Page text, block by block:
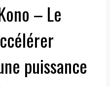
– Le
puissance